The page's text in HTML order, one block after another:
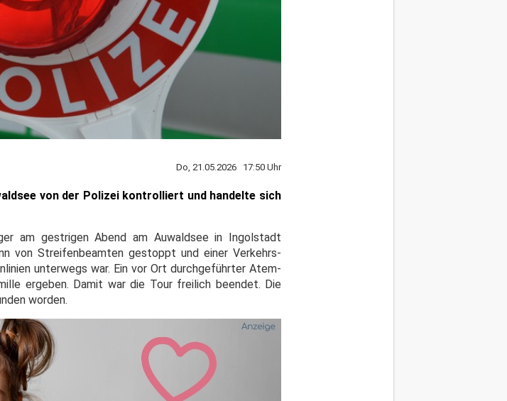
Do, 21.05.2026 17:50 Uhr
von der Polizei kontrolliert und handelte sich
am gestrigen Abend am Auwaldsee in Ingolstadt
von Streifenbeamten gestoppt und einer Verkehrs-
unterwegs war. Ein vor Ort durchgeführter Atem-
ergeben. Damit war die Tour freilich beendet. Die
worden.